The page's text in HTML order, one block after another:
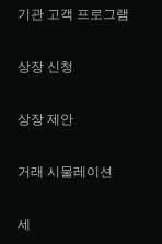
기관 고객 프로그램
상장 신청
상장 제안
거래 시물레이션
세